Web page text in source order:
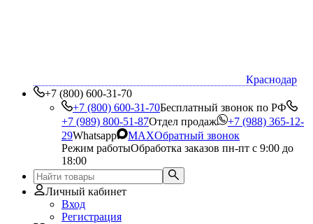
Краснодар
+7 (800) 600-31-70
+7 (800) 600-31-70Бесплатный звонок по РФ
+7 (989) 800-51-87Отдел продаж
+7 (988) 365-12-
29Whatsapp MAXОбратный звонок
Режим работыОбработка заказов пн-пт с 9:00 до
18:00
Личный кабинет
Вход
Регистрация